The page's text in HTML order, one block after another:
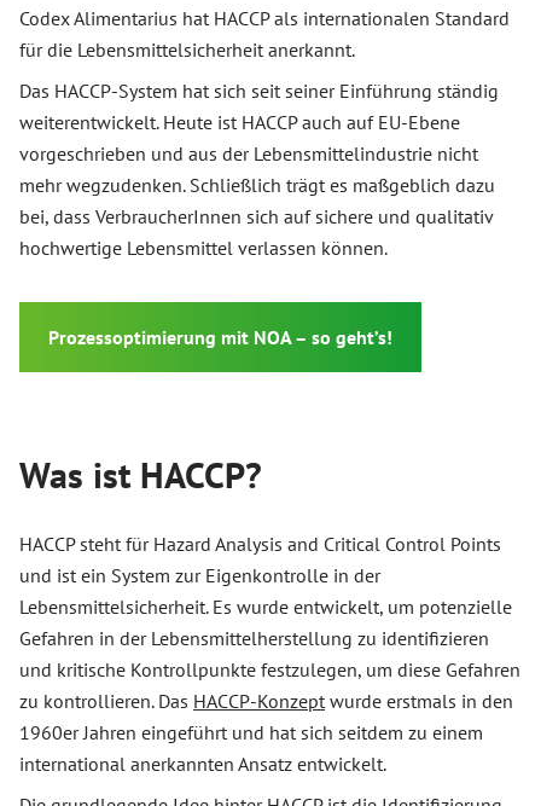
Codex Alimentarius hat HACCP als internationalen Standard
für die Lebensmittelsicherheit anerkannt.
Das HACCP-System hat sich seit seiner Einführung ständig
weiterentwickelt. Heute ist HACCP auch auf EU-Ebene
vorgeschrieben und aus der Lebensmittelindustrie nicht
mehr wegzudenken. Schließlich trägt es maßgeblich dazu
bei, dass VerbraucherInnen sich auf sichere und qualitativ
hochwertige Lebensmittel verlassen können.
Prozessoptimierung mit NOA – so geht’s!
Was ist HACCP?
HACCP steht für Hazard Analysis and Critical Control Points
und ist ein System zur Eigenkontrolle in der
Lebensmittelsicherheit. Es wurde entwickelt, um potenzielle
Gefahren in der Lebensmittelherstellung zu identifizieren
und kritische Kontrollpunkte festzulegen, um diese Gefahren
zu kontrollieren. Das HACCP-Konzept wurde erstmals in den
1960er Jahren eingeführt und hat sich seitdem zu einem
international anerkannten Ansatz entwickelt.